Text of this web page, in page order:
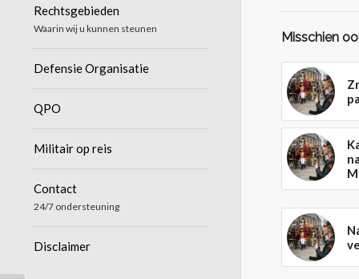
Rechtsgebieden
Waarin wij u kunnen steunen
Defensie Organisatie
QPO
Militair op reis
Contact
24/7 ondersteuning
Disclaimer
Misschien